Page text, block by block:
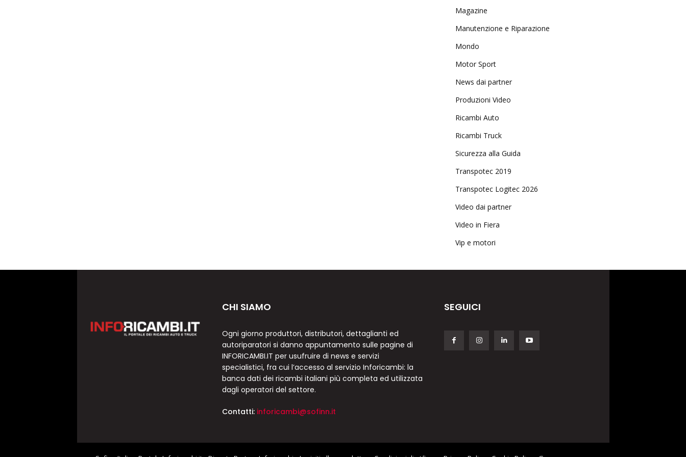
Magazine
Manutenzione e Riparazione
Mondo
Motor Sport
News dai partner
Produzioni Video
Ricambi Auto
Ricambi Truck
Sicurezza alla Guida
Transpotec 2019
Transpotec Logitec 2026
Video dai partner
Video in Fiera
Vip e motori
CHI SIAMO
Ogni giorno produttori, distributori, dettaglianti ed
autoriparatori si danno appuntamento sulle pagine di
INFORICAMBI.IT per usufruire di news e servizi
specialistici, fra cui l’accesso al servizio Inforicambi: la
banca dati dei ricambi italiani più completa ed utilizzata
dagli operatori del settore.
Contatti: inforicambi@sofinn.it
SEGUICI